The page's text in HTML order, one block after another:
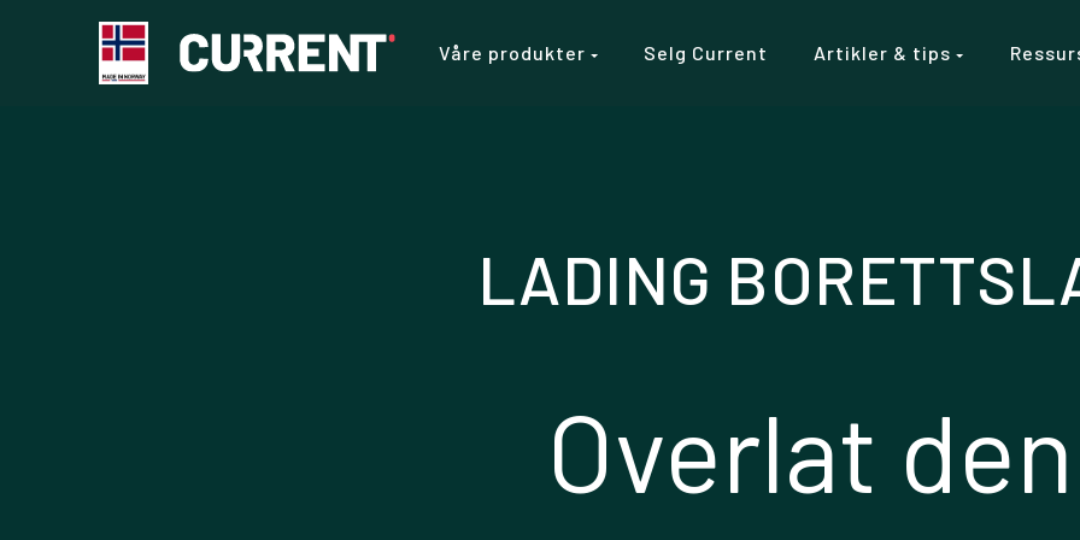
Våre produkter Selg Current Artikler & tips
LADING
Overlat den